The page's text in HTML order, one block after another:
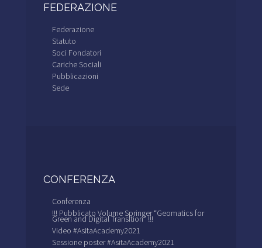
FEDERAZIONE
Federazione
Statuto
Soci Fondatori
Cariche Sociali
Pubblicazioni
Sede
CONFERENZA
Conferenza
!!! Pubblicato Volume Springer “Geomatics for
Green and Digital Transition” !!!
Video #AsitaAcademy2021
Sessione poster #AsitaAcademy2021